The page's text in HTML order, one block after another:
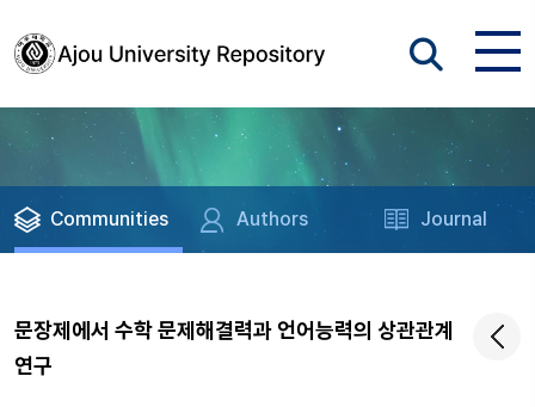
Communities Authors Journal
문장제에서 수학 문제해결력과 언어능력의 상관관계
연구